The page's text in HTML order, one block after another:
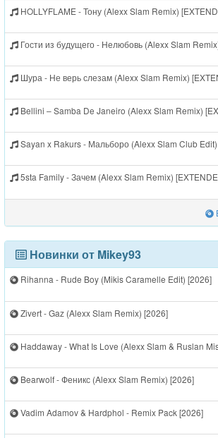
HOLLYFLAME - Тону (Alexx Slam Remix)
Гости из будущего - Нелюбовь (Alexx Slam
Шура - Не верь слезам (Alexx Slam Remix)
Bellini – Samba De Janeiro (Alexx Slam Remix)
Sayan x Rakurs - Мальборо (Alexx Slam Club
5sta Family - Зачем (Alexx Slam Remix)
Новинки от Mikey93
Rihanna - Rude Boy (Mikis Caramelle Edit) [2026]
Zivert - Gaz (Alexx Slam Remix) [2026]
Haddaway - What Is Love (Alexx Slam & Ruslan
Bearwolf - Феникс (Alexx Slam Remix) [2026]
Vadim Adamov & Hardphol - Remix Pack [2026]